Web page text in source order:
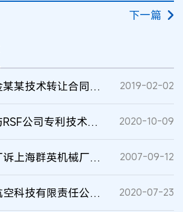
下一篇
李某某与金某某技术转让合同纠纷案 2019-02-02
华兴公司与RSF公司专利技术转让合同纠纷仲裁案 2020-10-09
上海螺钉厂诉上海群英机械厂技术转让合同纠纷案 2007-09-12
贵州华兴航空科技有限责任公司与北京RSF公司技术转让合同纠纷仲裁案 2020-07-23